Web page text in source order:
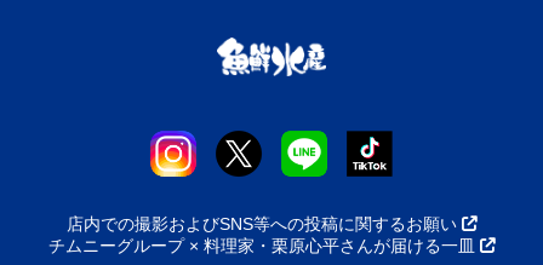
店内での撮影およびSNS等への投稿に関するお願い
チムニーグループ × 料理家・栗原心平さんが届ける一皿